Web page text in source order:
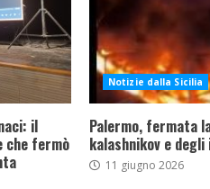
il
che fermò
Notizie dalla Sicilia
Palermo, fermata
kalashnikov e
11 giugno 2026